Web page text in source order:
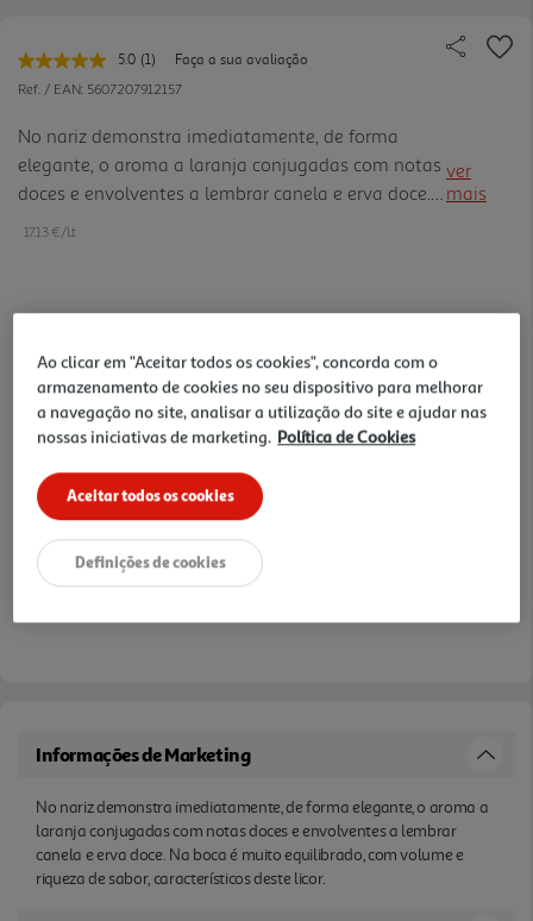
5.0 Leu
uma
Link
para
a
mesma
página.
(1)
Faça a sua avaliação
Ref. / EAN: 5607207912157
No nariz demonstra imediatamente, de forma
elegante, o aroma a laranja conjugadas com notas
doces e envolventes a lembrar canela e erva doce.
Na boca é muito equilibrado, com volume e riqueza
ver
mais
17.13 €/Lt
Notas de preparação
Informações de Marketing
No nariz demonstra imediatamente, de forma elegante, o aroma a
laranja conjugadas com notas doces e envolventes a lembrar
canela e erva doce. Na boca é muito equilibrado, com volume e
riqueza de sabor, característicos deste licor.
Ao clicar em "Aceitar todos os cookies", concorda com o
armazenamento de cookies no seu dispositivo para melhorar
a navegação no site, analisar a utilização do site e ajudar nas
nossas iniciativas de marketing. Política de Cookies
Aceitar todos os cookies
Definições de cookies